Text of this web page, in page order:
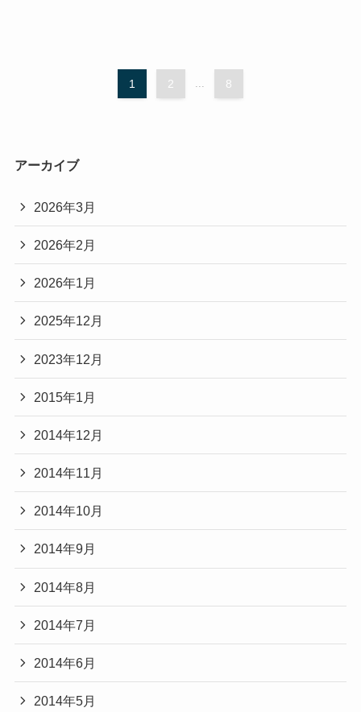
1 2 ... 8
アーカイブ
2026年3月
2026年2月
2026年1月
2025年12月
2023年12月
2015年1月
2014年12月
2014年11月
2014年10月
2014年9月
2014年8月
2014年7月
2014年6月
2014年5月